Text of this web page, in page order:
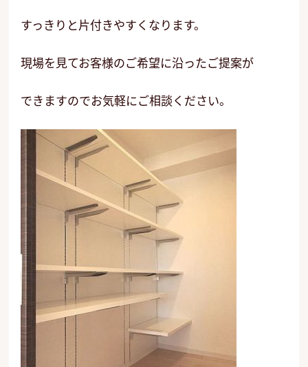
すっきりと片付きやすくなります。
現場を見てお客様のご希望に沿ったご提案が
できますのでお気軽にご相談ください。